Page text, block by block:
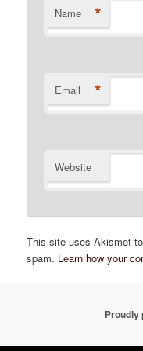
Name *
Email *
Website
This site uses Akismet
spam. Learn how your
Proudly